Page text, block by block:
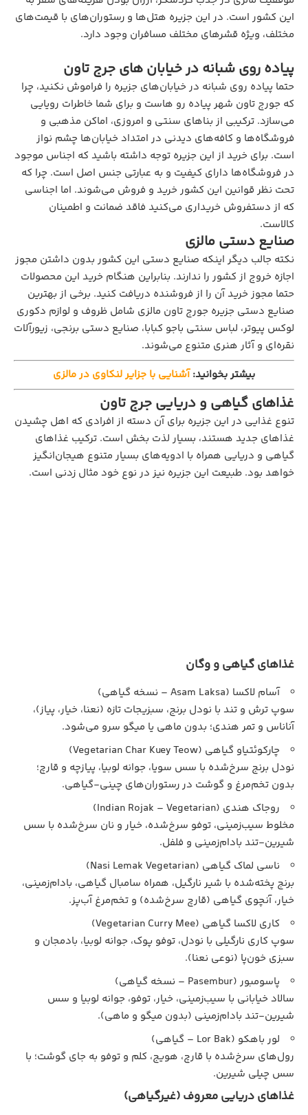
این کشور است. در این جزیره هتل‌ها و رستوران‌های با قیمت‌های
مختلف، ویژه قشرهای مختلف مسافران وجود دارد.
پیاده روی شبانه در خیابان های جرج تاون
حتما پیاده روی شبانه در خیابان‌های جزیره را فراموش نکنید، چرا
که جورج تاون شهر پیاده رو هاست و برای شما خاطرات رویایی
می‌سازد. ترکیبی از بناهای سنتی و امروزی، اماکن مذهبی و
فروشگاه‌ها و کافه‌های دیدنی در امتداد خیابان‌ها چشم نواز
است. برای خرید از این جزیره توجه داشته باشید که اجناس موجود
در فروشگاه‌ها دارای کیفیت و به عبارتی جنس اصل است. چرا که
تحت نظر قوانین این کشور خرید و فروش می‌شوند. اما اجناسی
که از دستفروش خریداری می‌کنید فاقد ضمانت و اطمینان
کالاست.
صنایع دستی مالزی
نکته جالب دیگر اینکه صنایع دستی این کشور بدون داشتن مجوز
اجازه خروج از کشور را ندارند. بنابراین هنگام خرید این محصولات
حتما مجوز خرید آن را از فروشنده دریافت کنید. برخی از بهترین
صنایع دستی جزیره جورج تاون مالزی شامل ظروف و لوازم دکوری
لوکس پیوتر، لباس سنتی باجو کبابا، صنایع دستی برنجی، زیورآلات
نقره‌ای و آثار هنری متنوع می‌شوند.
بیشتر بخوانید:آشنایی با جزایر لنکاوی در مالزی
غذاهای گیاهی و دریایی جرج تاون
تنوع غذایی در این جزیره برای آن دسته از افرادی که اهل چشیدن
غذاهای جدید هستند، بسیار لذت بخش است. ترکیب غذاهای
گیاهی و دریایی همراه با ادویه‌های بسیار متنوع هیجان‌انگیز
خواهد بود. طبیعت این جزیره نیز در نوع خود مثال زدنی است.
غذاهای گیاهی و وگان
آسام لاکسا (Asam Laksa – نسخه گیاهی)
سوپ ترش و تند با نودل برنج، سبزیجات تازه (نعنا، خیار، پیاز)،
آناناس و تمر هندی؛ بدون ماهی یا میگو سرو می‌شود.
چارکوئتیاو گیاهی (Vegetarian Char Kuey Teow)
نودل برنج سرخ‌شده با سس سویا، جوانه لوبیا، پیازچه و قارچ؛
بدون تخم‌مرغ و گوشت در رستوران‌های چینی-گیاهی.
روجاک هندی (Indian Rojak – Vegetarian)
مخلوط سیب‌زمینی، توفو سرخ‌شده، خیار و نان سرخ‌شده با سس
شیرین-تند بادام‌زمینی و فلفل.
ناسی لماک گیاهی (Nasi Lemak Vegetarian)
برنج پخته‌شده با شیر نارگیل، همراه سامبال گیاهی، بادام‌زمینی،
خیار، آنچوی گیاهی (قارچ سرخ‌شده) و تخم‌مرغ آب‌پز.
کاری لاکسا گیاهی (Vegetarian Curry Mee)
سوپ کاری نارگیلی با نودل، توفو پوک، جوانه لوبیا، بادمجان و
سبزی خون‌پا (نوعی نعنا).
پاسومبور (Pasembur – نسخه گیاهی)
سالاد خیابانی با سیب‌زمینی، خیار، توفو، جوانه لوبیا و سس
شیرین-تند بادام‌زمینی (بدون میگو و ماهی).
لور باهکو (Lor Bak – گیاهی)
رول‌های سرخ‌شده با قارچ، هویج، کلم و توفو به جای گوشت؛ با
سس چیلی شیرین.
غذاهای دریایی معروف (غیرگیاهی)